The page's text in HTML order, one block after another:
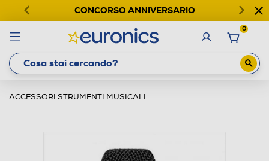
CONCORSO ANNIVERSARIO
0
ACCESSORI STRUMENTI MUSICALI